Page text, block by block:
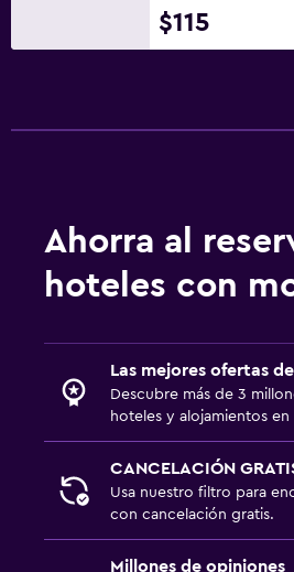
$115
Ahorra al
hoteles con
Las mejores ofertas
Descubre más de 3
hoteles y alojamientos en
CANCELACIÓN
Usa nuestro filtro para
con cancelación gratis.
Millones de opiniones